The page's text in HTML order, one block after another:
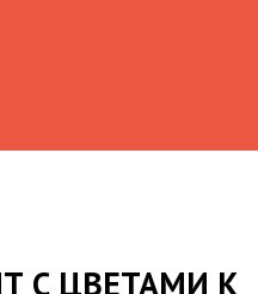
С ЦВЕТАМИ К